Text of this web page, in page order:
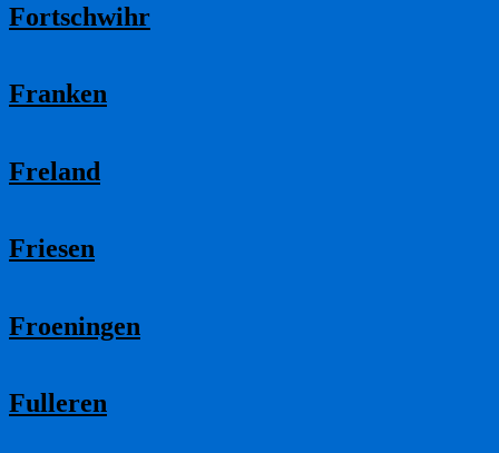
Fortschwihr
Franken
Freland
Friesen
Froeningen
Fulleren